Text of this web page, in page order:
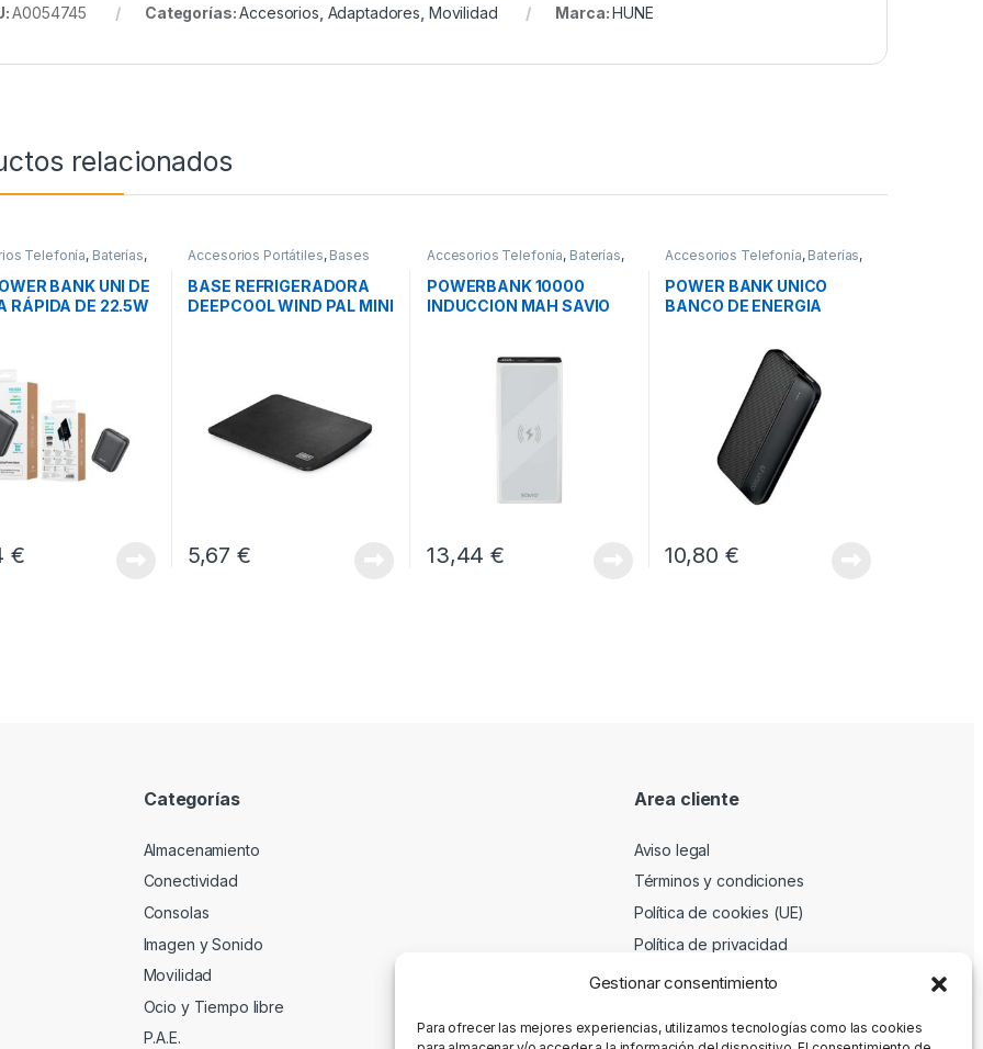
Gestionar consentimiento
Para ofrecer las mejores experiencias, utilizamos tecnologías como las cookies
A0054745 Categorías:Accesorios Adaptadores Movilidad Marca:HUNE
relacionados
Telefonía, Baterías,
BANK UNI DE
RÁPIDA DE 22.5W
€
Accesorios Portátiles, Bases
BASE REFRIGERADORA
DEEPCOOL WIND PAL MINI
5,67 €
Accesorios Telefonía, Baterías,
POWERBANK 10000
INDUCCION MAH SAVIO
13,44€
Accesorios Telefonía, Baterías,
POWER BANK UNICO
BANCO DE ENERGIA
10,80 €
Categorías
Almacenamiento
Conectividad
Consolas
Imagen y Sonido
Movilidad
Ocio y Tiempo libre
P.A.E.
Area cliente
Aviso legal
Términos y condiciones
Política de cookies (UE)
Política de privacidad